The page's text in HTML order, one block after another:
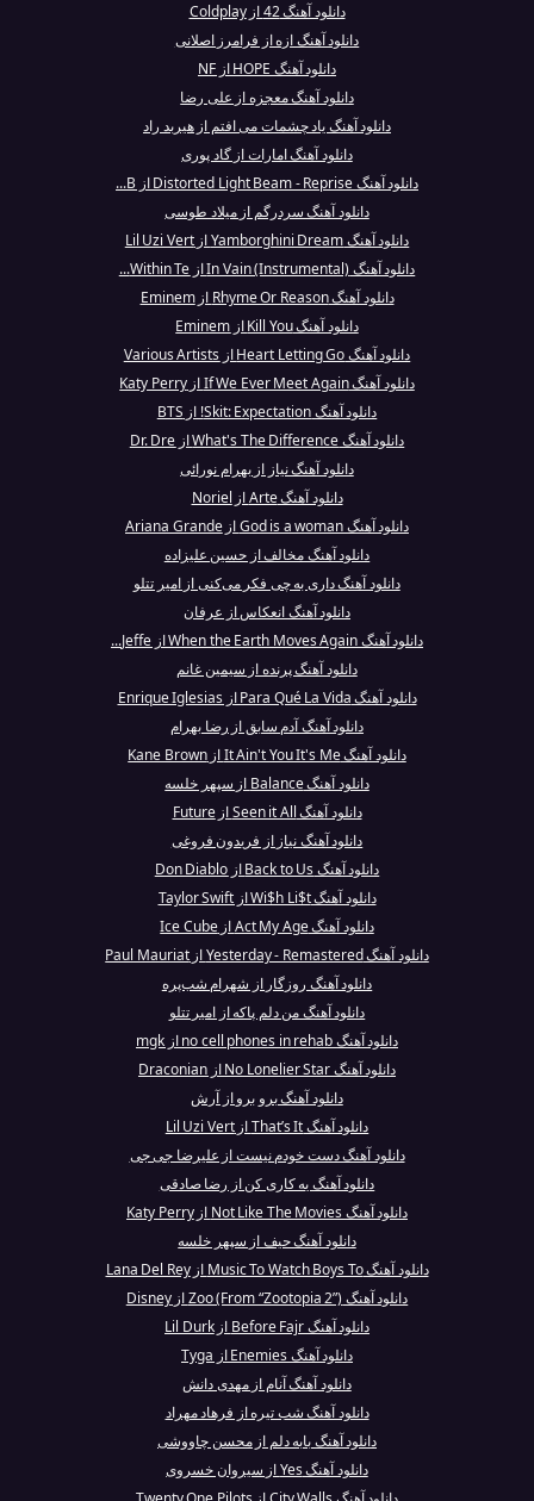
دانلود آهنگ 42 از Coldplay
دانلود آهنگ ازه از فرامرز اصلانی
دانلود آهنگ HOPE از NF
دانلود آهنگ معجزه از علی رضا
دانلود آهنگ یاد چشمات می افتم از هیربد راد
دانلود آهنگ امارات از گاد پوری
دانلود آهنگ Distorted Light Beam - Reprise از B...
دانلود آهنگ سردرگم از میلاد طوسی
دانلود آهنگ Yamborghini Dream از Lil Uzi Vert
دانلود آهنگ In Vain (Instrumental) از Within Te...
دانلود آهنگ Rhyme Or Reason از Eminem
دانلود آهنگ Kill You از Eminem
دانلود آهنگ Heart Letting Go از Various Artists
دانلود آهنگ If We Ever Meet Again از Katy Perry
دانلود آهنگ Skit: Expectation! از BTS
دانلود آهنگ What's The Difference از Dr. Dre
دانلود آهنگ نیاز از بهرام نورائی
دانلود آهنگ Arte از Noriel
دانلود آهنگ God is a woman از Ariana Grande
دانلود آهنگ مخالف از حسین علیزاده
دانلود آهنگ داری به چی فکر می‌کنی از امیر تتلو
دانلود آهنگ انعکاس از عرفان
دانلود آهنگ When the Earth Moves Again از Jeffe...
دانلود آهنگ پرنده از سیمین غانم
دانلود آهنگ Para Qué La Vida از Enrique Iglesias
دانلود آهنگ آدم سابق از رضا بهرام
دانلود آهنگ It Ain't You It's Me از Kane Brown
دانلود آهنگ Balance از سپهر خلسه
دانلود آهنگ Seen it All از Future
دانلود آهنگ نیاز از فریدون فروغی
دانلود آهنگ Back to Us از Don Diablo
دانلود آهنگ Wi$h Li$t از Taylor Swift
دانلود آهنگ Act My Age از Ice Cube
دانلود آهنگ Yesterday - Remastered از Paul Mauriat
دانلود آهنگ روزگار از شهرام شب‌پره
دانلود آهنگ من دلم پاکه از امیر تتلو
دانلود آهنگ no cell phones in rehab از mgk
دانلود آهنگ No Lonelier Star از Draconian
دانلود آهنگ برو برو از آرش
دانلود آهنگ That’s It از Lil Uzi Vert
دانلود آهنگ دست خودم نیست از علیرضا جی جی
دانلود آهنگ یه کاری کن از رضا صادقی
دانلود آهنگ Not Like The Movies از Katy Perry
دانلود آهنگ حیف از سپهر خلسه
دانلود آهنگ Music To Watch Boys To از Lana Del Rey
دانلود آهنگ Zoo (From “Zootopia 2”) از Disney
دانلود آهنگ Before Fajr از Lil Durk
دانلود آهنگ Enemies از Tyga
دانلود آهنگ آنام از مهدی دانش
دانلود آهنگ شب تیره از فرهاد مهراد
دانلود آهنگ بابه دلم از محسن چاووشی
دانلود آهنگ Yes از سیروان خسروی